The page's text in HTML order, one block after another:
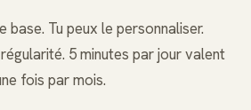
Tu peux le personnaliser.
5 minutes par jour valent
fois par mois.